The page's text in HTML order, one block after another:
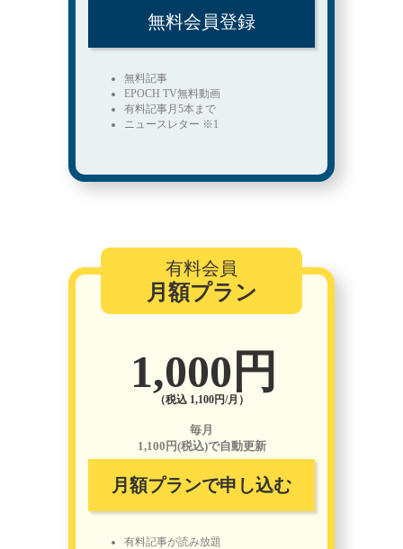
無料会員登録
無料記事
EPOCH TV無料動画
有料記事月5本まで
ニュースレター ※1
有料会員
月額プラン
1,000円
（税込 1,100円/月）
毎月
1,100円(税込)で自動更新
月額プランで申し込む
有料記事が読み放題